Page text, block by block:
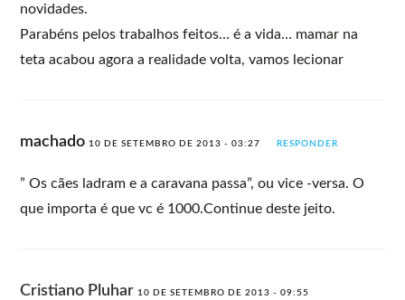
novidades.
Parabéns pelos trabalhos feitos… é a vida… mamar na
teta acabou agora a realidade volta, vamos lecionar
machado 10 DE SETEMBRO DE 2013 - 03:27 RESPONDER
” Os cães ladram e a caravana passa”, ou vice -versa. O
que importa é que vc é 1000.Continue deste jeito.
Cristiano Pluhar 10 DE SETEMBRO DE 2013 - 09:55